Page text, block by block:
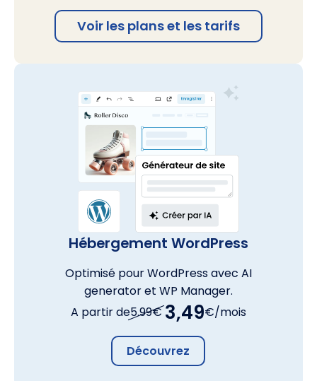
Voir les plans et les tarifs
Hébergement WordPress
Optimisé pour WordPress avec AI
generator et WP Manager.
A partir de5.99€ 3,49€/mois
Découvrez